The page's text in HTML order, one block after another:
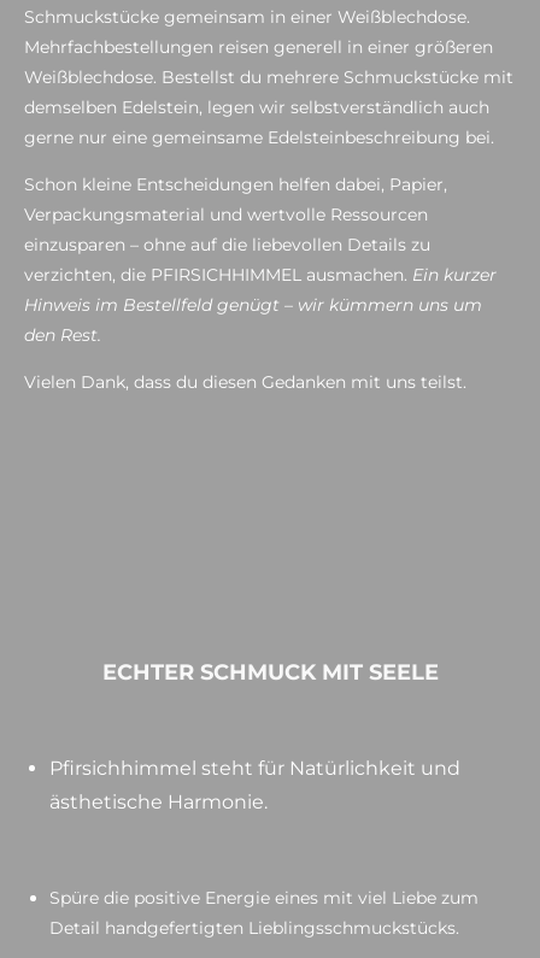
Schmuckstücke gemeinsam in einer Weißblechdose.
Mehrfachbestellungen reisen generell in einer größeren
Weißblechdose. Bestellst du mehrere Schmuckstücke mit
demselben Edelstein, legen wir selbstverständlich auch
gerne nur eine gemeinsame Edelsteinbeschreibung bei.
Schon kleine Entscheidungen helfen dabei, Papier,
Verpackungsmaterial und wertvolle Ressourcen
einzusparen – ohne auf die liebevollen Details zu
verzichten, die PFIRSICHHIMMEL ausmachen. Ein kurzer
Hinweis im Bestellfeld genügt – wir kümmern uns um
den Rest.
Vielen Dank, dass du diesen Gedanken mit uns teilst.
ECHTER SCHMUCK MIT SEELE
Pfirsichhimmel steht für Natürlichkeit und
ästhetische Harmonie.
Spüre die positive Energie eines mit viel Liebe zum
Detail handgefertigten Lieblingsschmuckstücks.